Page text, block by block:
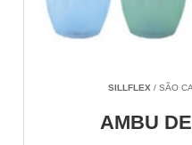
SILLFLEX / SÃO
AMBU